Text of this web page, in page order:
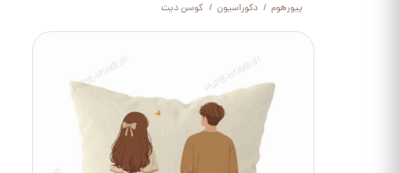
پیورهوم دکوراسیون کوسن دیت